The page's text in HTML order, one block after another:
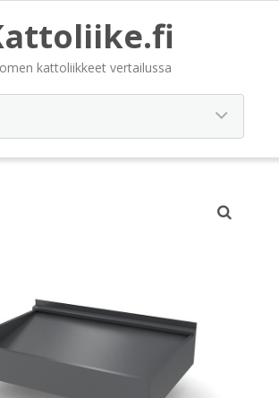
kattoliikkeet vertailussa